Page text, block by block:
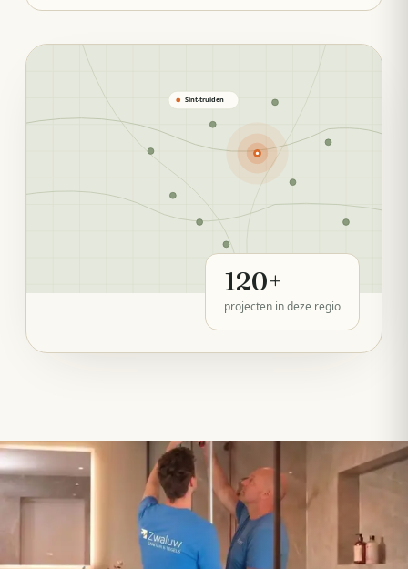
Sint-truiden
120+
projecten in deze regio